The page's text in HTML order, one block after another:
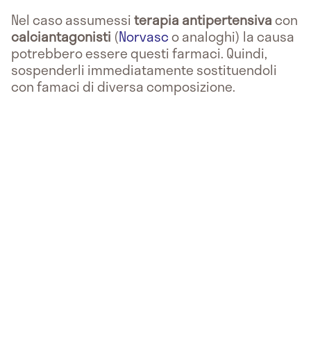
Nel caso assumessiterapia antipertensivacon
calciantagonisti (Norvasco analoghi) la causa
potrebbero essere questi farmaci. Quindi,
sospenderli immediatamente sostituendoli
con famaci di diversa composizione.